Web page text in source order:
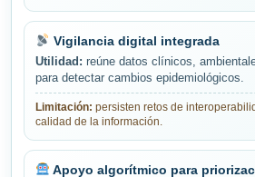
Vigilancia digital integrada
Utilidad: reúne datos clínicos,
para detectar cambios epidemiológicos.
Limitación: persisten retos de
calidad de la información.
Apoyo algorítmico para